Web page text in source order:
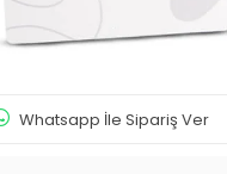
Whatsapp İle Sipariş Ver